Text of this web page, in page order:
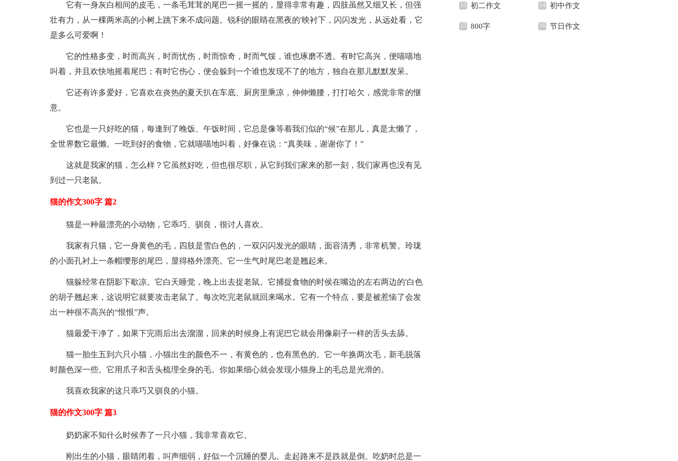
它有一身灰白相间的皮毛，一条毛茸茸的尾巴一摇一摇的，显得非常有趣，四肢虽然又细又长，但强
壮有力，从一棵两米高的小树上跳下来不成问题。锐利的眼睛在黑夜的'映衬下，闪闪发光，从远处看，它
是多么可爱啊！
它的性格多变，时而高兴，时而忧伤，时而惊奇，时而气馁，谁也琢磨不透。有时它高兴，便喵喵地
叫着，并且欢快地摇着尾巴；有时它伤心，便会躲到一个谁也发现不了的地方，独自在那儿默默发呆。
它还有许多爱好，它喜欢在炎热的夏天扒在车底、厨房里乘凉，伸伸懒腰，打打哈欠，感觉非常的惬
意。
它也是一只好吃的猫，每逢到了晚饭、午饭时间，它总是像等着我们似的“候”在那儿，真是太懒了，
全世界数它最懒。一吃到好的食物，它就喵喵地叫着，好像在说：“真美味，谢谢你了！”
这就是我家的猫，怎么样？它虽然好吃，但也很尽职，从它到我们家来的那一刻，我们家再也没有见
到过一只老鼠。
猫的作文300字 篇2
猫是一种最漂亮的小动物，它乖巧、驯良，很讨人喜欢。
我家有只猫，它一身黄色的毛，四肢是雪白色的，一双闪闪发光的眼睛，面容清秀，非常机警。玲珑
的小面孔衬上一条帽缨形的尾巴，显得格外漂亮。它一生气时尾巴老是翘起来。
猫躲经常在阴影下歇凉。它白天睡觉，晚上出去捉老鼠。它捕捉食物的时侯在嘴边的左右两边的'白色
的胡子翘起来，这说明它就要攻击老鼠了。每次吃完老鼠就回来喝水。它有一个特点，要是被惹恼了会发
出一种很不高兴的“恨恨”声。
猫最爱干净了，如果下完雨后出去溜溜，回来的时候身上有泥巴它就会用像刷子一样的舌头去舔。
猫一胎生五到六只小猫，小猫出生的颜色不一，有黄色的，也有黑色的。它一年换两次毛，新毛脱落
时颜色深一些。它用爪子和舌头梳理全身的毛。你如果细心就会发现小猫身上的毛总是光滑的。
我喜欢我家的这只乖巧又驯良的小猫。
猫的作文300字 篇3
奶奶家不知什么时候养了一只小猫，我非常喜欢它。
刚出生的小猫，眼睛闭着，叫声细弱，好似一个沉睡的婴儿。走起路来不是跌就是倒。吃奶时总是一
初二作文 初中作文
800字 节日作文